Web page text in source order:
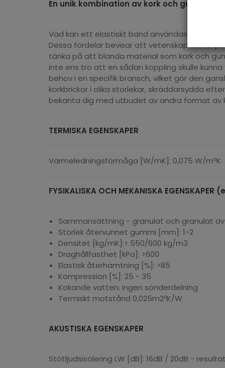
En unik kombination av kork och gummi
Vad kan ett elastiskt band användas till? Som
Dessa fördelar bevisar att vetenskap och
tänka på att blanda material som kork och
inte ens tro att en sådan koppling skulle
behov i en specifik bransch, vilket gör den
korkbrickor i olika storlekar, skräddarsydda
bekanta dig med utbudet av andra format av
TERMISKA EGENSKAPER
Värmeledningsförmåga [W/mK]: 0,075 W/mºK
FYSIKALISKA OCH MEKANISKA
Sammansättning - granulat och granulat av
Storlek återvunnet gummi [mm]: 1-2
Densitet [kg/mK]:> 550/600 kg/m3
Draghållfasthet [kPa]: >600
Elastisk återhämtning [%]: >85
Kompression [%]: 25 - 35
Kokande vatten: ingen sönderdelning
Termiskt motstånd 0,025m2ºK/W
AKUSTISKA EGENSKAPER
Stötljudsisolering LW [dB]: 16dB / 20dB -